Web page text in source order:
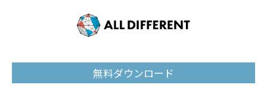
無料ダウンロード